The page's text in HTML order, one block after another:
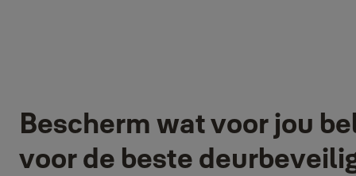
Bescherm wat voor jou
voor de beste